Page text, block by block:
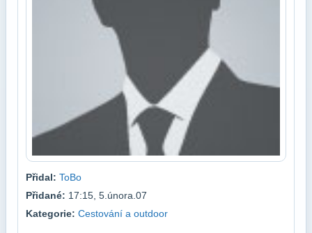
Přidal: ToBo
Přidané: 17:15, 5.února.07
Kategorie: Cestování a outdoor